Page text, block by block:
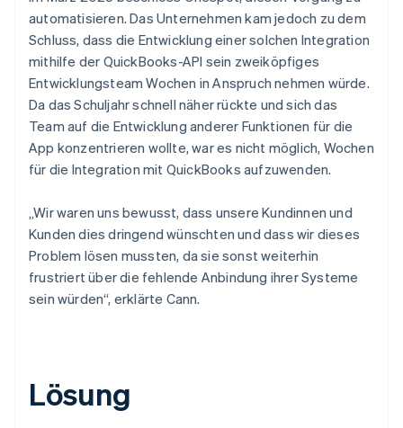
automatisieren. Das Unternehmen kam jedoch zu dem
Schluss, dass die Entwicklung einer solchen Integration
mithilfe der QuickBooks-API sein zweiköpfiges
Entwicklungsteam Wochen in Anspruch nehmen würde.
Da das Schuljahr schnell näher rückte und sich das
Team auf die Entwicklung anderer Funktionen für die
App konzentrieren wollte, war es nicht möglich, Wochen
für die Integration mit QuickBooks aufzuwenden.
„Wir waren uns bewusst, dass unsere Kundinnen und
Kunden dies dringend wünschten und dass wir dieses
Problem lösen mussten, da sie sonst weiterhin
frustriert über die fehlende Anbindung ihrer Systeme
sein würden“, erklärte Cann.
Lösung